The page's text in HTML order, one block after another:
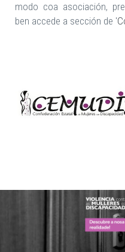
modo coa asociación,
ben accede a sección de '